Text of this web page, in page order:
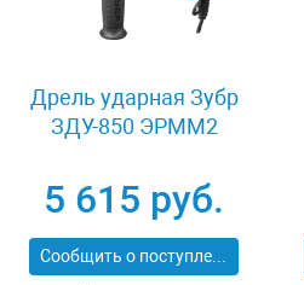
Дрель ударная Зубр
ЗДУ-850 ЭРММ2
5 615 руб.
Сообщить о поступлении